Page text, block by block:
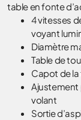
table en fonte
4 vitesses
voyant
Diamètre
Table de
Capot de
Ajustement
volant
Sortie